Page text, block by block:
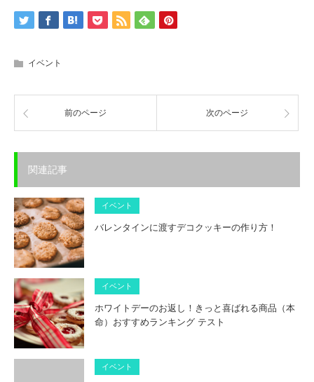
イベント
前のページ 次のページ
関連記事
イベント
バレンタインに渡すデコクッキーの作り方！
イベント
ホワイトデーのお返し！きっと喜ばれる商品（本
命）おすすめランキング テスト
イベント